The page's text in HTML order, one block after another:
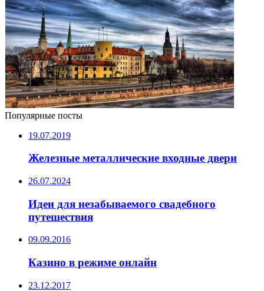
Популярные посты
19.07.2019
Железные металлические входные двери
26.07.2024
Идеи для незабываемого свадебного
путешествия
09.09.2016
Казино в режиме онлайн
23.12.2017